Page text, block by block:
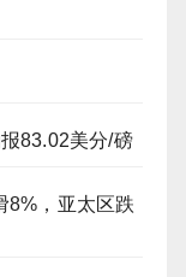
83.02美分/磅
8%，亚太区跌